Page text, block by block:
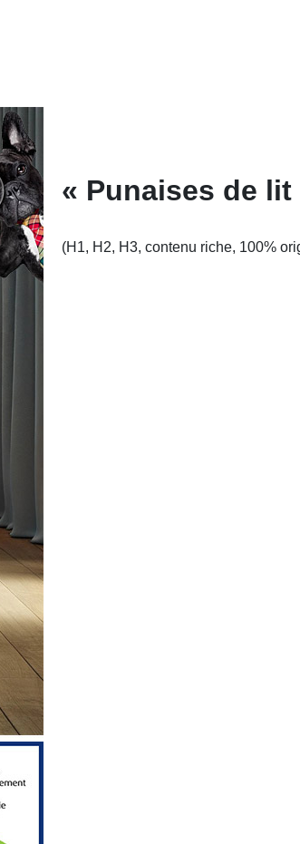
« Punaises de lit
(H1, H2, H3, contenu riche, 100%